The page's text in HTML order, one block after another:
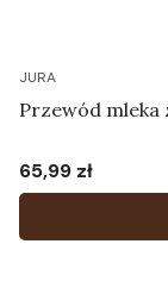
JURA
Przewód mleka
Cena
65,99 zł